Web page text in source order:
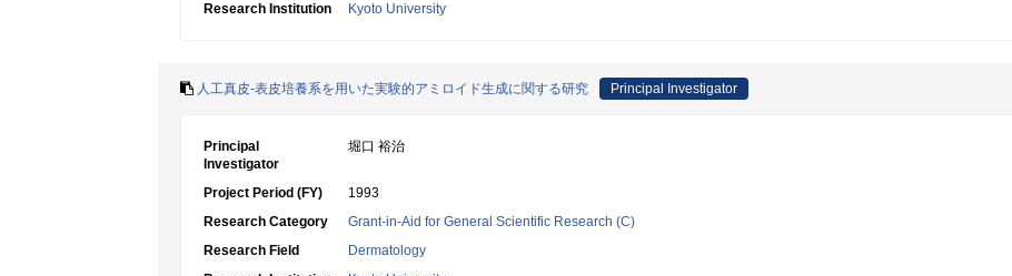
Research Institution
Kyoto University
人工真皮-表皮培養系を用いた実験的アミロイド生成に関する研究 Principal Investigator
Principal
Investigator
堀口 裕治
Project Period (FY)
1993
Research Category
Grant-in-Aid for General Scientific Research (C)
Research Field
Dermatology